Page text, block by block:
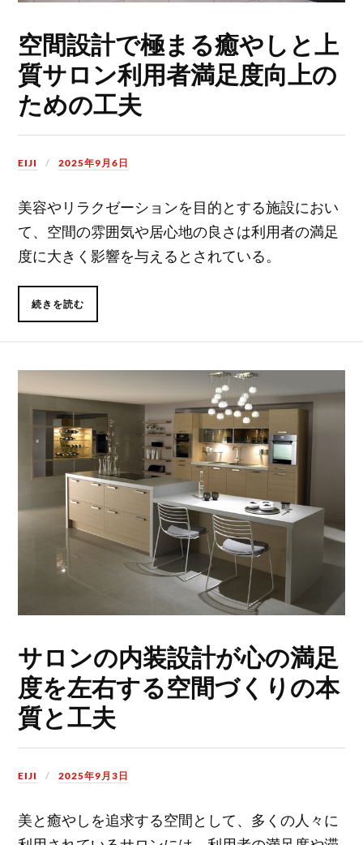
空間設計で極まる癒やしと上
質サロン利用者満足度向上の
ための工夫
EIJI 2025年9月6日
美容やリラクゼーションを目的とする施設におい
て、空間の雰囲気や居心地の良さは利用者の満足
度に大きく影響を与えるとされている。
続きを読む
サロンの内装設計が心の満足
度を左右する空間づくりの本
質と工夫
EIJI 2025年9月3日
美と癒やしを追求する空間として、多くの人々に